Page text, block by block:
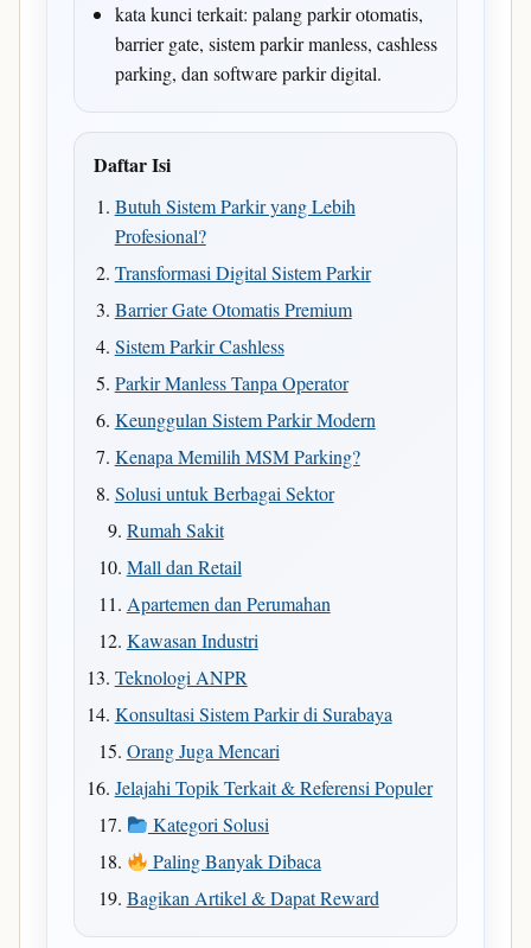
kata kunci terkait: palang parkir otomatis,
barrier gate, sistem parkir manless, cashless
parking, dan software parkir digital.
Daftar Isi
Butuh Sistem Parkir yang Lebih
Profesional?
Transformasi Digital Sistem Parkir
Barrier Gate Otomatis Premium
Sistem Parkir Cashless
Parkir Manless Tanpa Operator
Keunggulan Sistem Parkir Modern
Kenapa Memilih MSM Parking?
Solusi untuk Berbagai Sektor
Rumah Sakit
Mall dan Retail
Apartemen dan Perumahan
Kawasan Industri
Teknologi ANPR
Konsultasi Sistem Parkir di Surabaya
Orang Juga Mencari
Jelajahi Topik Terkait & Referensi Populer
Kategori Solusi
Paling Banyak Dibaca
Bagikan Artikel & Dapat Reward